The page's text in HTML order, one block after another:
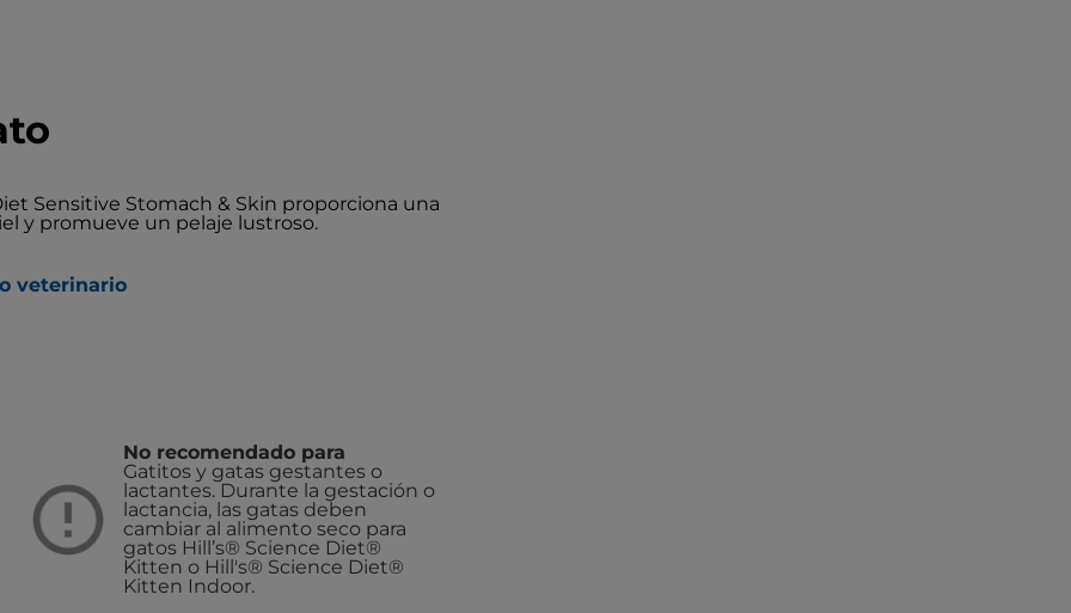
Sensitive Stomach & Skin proporciona una
y promueve un pelaje lustroso.
veterinario
No recomendado para
Gatitos y gatas gestantes o
lactantes. Durante la gestación o
lactancia, las gatas deben
cambiar al alimento seco para
gatos Hill’s® Science Diet®
Kitten o Hill's® Science Diet®
Kitten Indoor.